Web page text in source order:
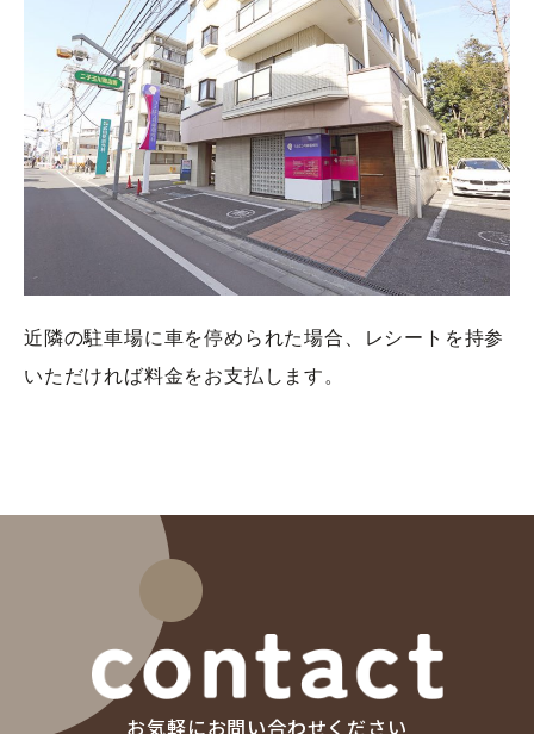
近隣の駐車場に車を停められた場合、レシートを持参
いただければ料金をお支払します。
お気軽にお問い合わせください